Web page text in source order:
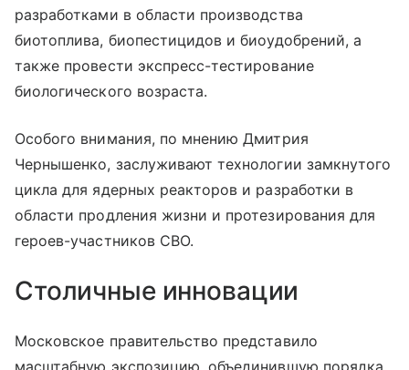
разработками в области производства
биотоплива, биопестицидов и биоудобрений, а
также провести экспресс-тестирование
биологического возраста.
Особого внимания, по мнению Дмитрия
Чернышенко, заслуживают технологии замкнутого
цикла для ядерных реакторов и разработки в
области продления жизни и протезирования для
героев-участников СВО.
Столичные инновации
Московское правительство представило